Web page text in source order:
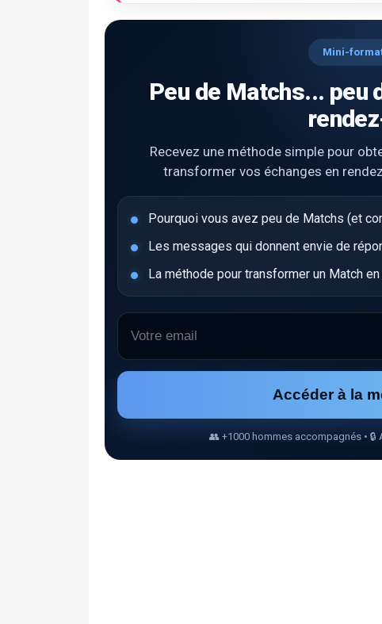
Mini-
Peu de Matchs... peu
Recevez une méthode simple pour
transformer vos échanges en
Pourquoi vous avez peu de Matchs (et
Les messages qui donnent envie de
La méthode pour transformer un Match
Accéder à la
👥 +1000 hommes accompagnés •